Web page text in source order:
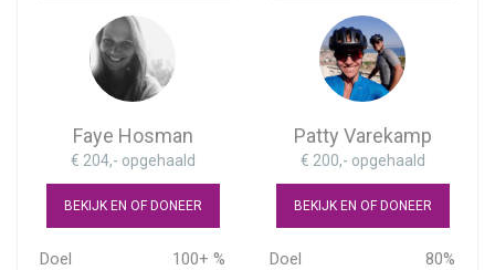
Faye Hosman
€ 204,- opgehaald
BEKIJK EN OF DONEER
Doel 100+ %
Patty Varekamp
€ 200,- opgehaald
BEKIJK EN OF DONEER
Doel 80%